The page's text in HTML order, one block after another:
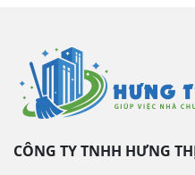
CÔNG TY TNHH HƯNG